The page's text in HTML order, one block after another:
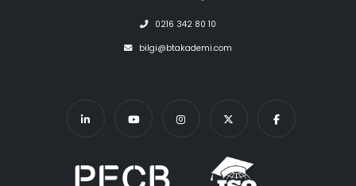
0216 342 80 10
bilgi@btakademi.com